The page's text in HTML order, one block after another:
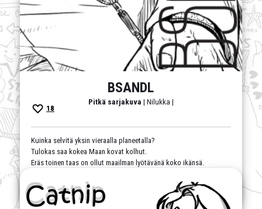
BSANDL
Pitkä sarjakuva | Nilukka |
18
Kuinka selvitä yksin vieraalla planeetalla?
Tulokas saa kokea Maan kovat kolhut.
Eräs toinen taas on ollut maailman lyötävänä koko ikänsä.
BL,filosofinen,pohdiskeleva